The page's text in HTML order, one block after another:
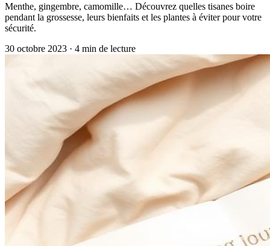
Menthe, gingembre, camomille… Découvrez quelles tisanes boire
pendant la grossesse, leurs bienfaits et les plantes à éviter pour votre
sécurité.
30 octobre 2023 · 4 min de lecture